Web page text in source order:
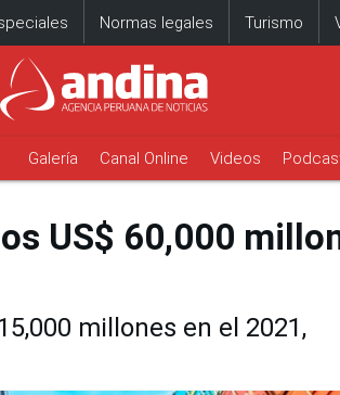
Normas legales Turismo
Galería Canal Online Videos
US$ 60,000
millones en el 2021,